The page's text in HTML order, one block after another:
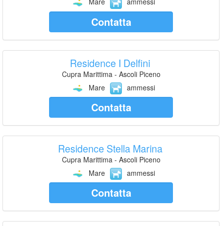
Contatta
Residence I Delfini
Cupra Marittima - Ascoli Piceno
Mare
ammessi
Contatta
Residence Stella Marina
Cupra Marittima - Ascoli Piceno
Mare
ammessi
Contatta